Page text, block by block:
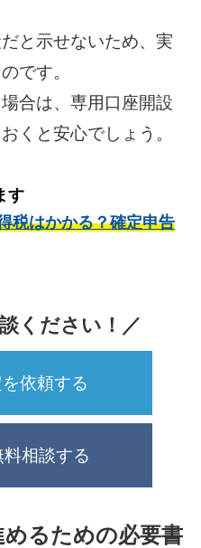
と示せないため、実
です。
合は、専用口座開設
くと安心でしょう。
す
税はかかる？確定申告
ください！／
依頼する
料相談する
るための必要書